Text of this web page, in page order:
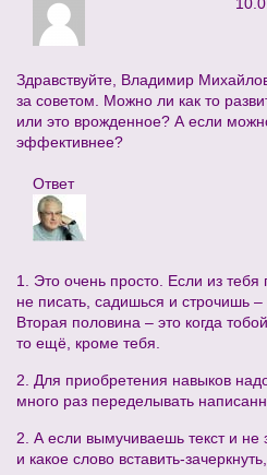
Здравствуйте, Владимир
за советом. Можно ли как то
или это врожденное? А если
эффективнее?
Ответ
1. Это очень просто. Если из
не писать, садишься и строчишь –
Вторая половина – это когда
то ещё, кроме тебя.
2. Для приобретения навыков
много раз переделывать
2. А если вымучиваешь текст и не
и какое слово вставить-